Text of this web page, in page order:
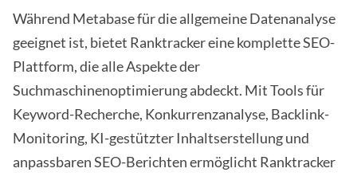
Während Metabase für die allgemeine Datenanalyse
geeignet ist, bietet Ranktracker eine komplette SEO-
Plattform, die alle Aspekte der
Suchmaschinenoptimierung abdeckt. Mit Tools für
Keyword-Recherche, Konkurrenzanalyse, Backlink-
Monitoring, KI-gestützter Inhaltserstellung und
anpassbaren SEO-Berichten ermöglicht Ranktracker